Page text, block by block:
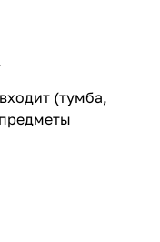
(тумба,